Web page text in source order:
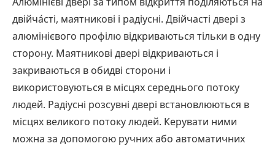
двійча́сті, маятникові і радіусні. Двійчасті двері з
алюмінієвого профілю відкриваються тільки в одну
сторону. Маятникові двері відкриваються і
закриваються в обидві сторони і
використовуються в місцях середнього потоку
людей. Радіусні розсувні двері встановлюються в
місцях великого потоку людей. Керувати ними
можна за допомогою ручних або автоматичних